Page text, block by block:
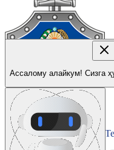
Departamenti
Ассалому алайкум! Сизга